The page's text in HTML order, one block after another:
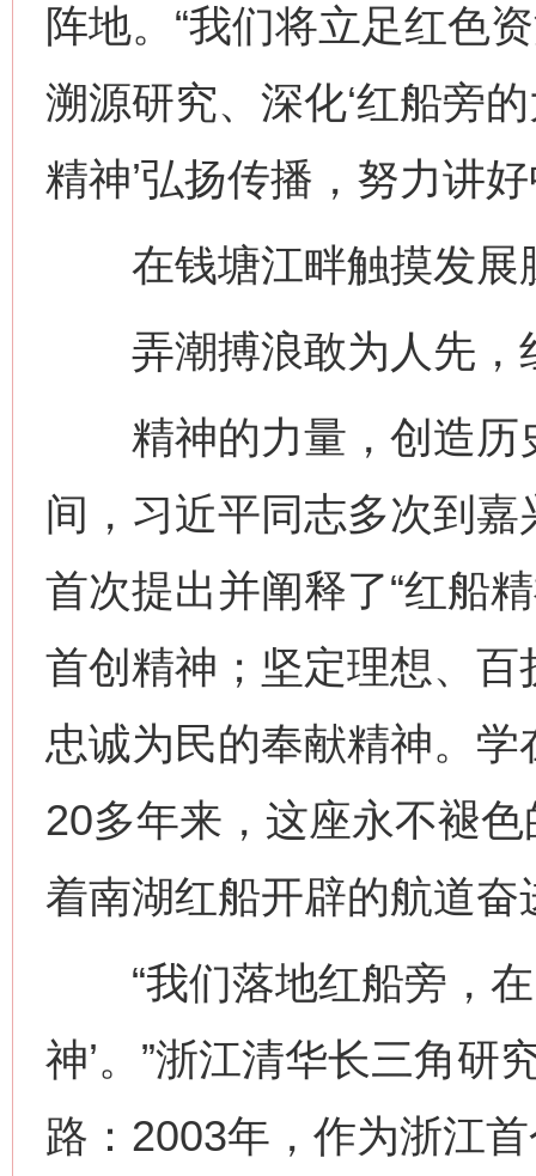
阵地。“我们将立足红色
溯源研究、深化‘红船旁
精神’弘扬传播，努力讲
在钱塘江畔触摸发
弄潮搏浪敢为人先，
精神的力量，创造历
间，习近平同志多次到
首次提出并阐释了“红船
首创精神；坚定理想、
忠诚为民的奉献精神。
20多年来，这座永不褪
着南湖红船开辟的航道
“我们落地红船旁，在
神’。”浙江清华长三角研
路：2003年，作为浙江